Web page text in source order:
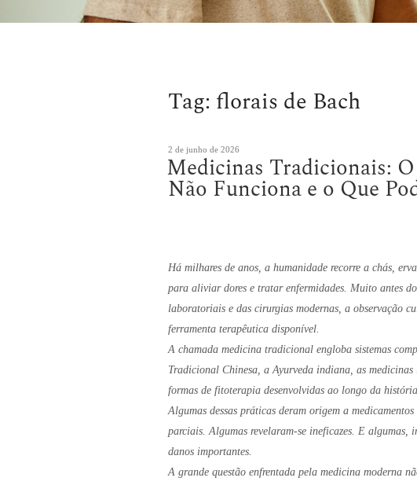
Tag: florais de Bach
Publicado
em
2 de junho de 2026
Medicinas Tradicionais:
Não Funciona e o Que
Há milhares de anos, a humanidade recorre a chás,
para aliviar dores e tratar enfermidades. Muito antes
laboratoriais e das cirurgias modernas, a observação
ferramenta terapêutica disponível.
A chamada medicina tradicional engloba sistemas
Tradicional Chinesa, a Ayurveda indiana, as
formas de fitoterapia desenvolvidas ao longo da
Algumas dessas práticas deram origem a
parciais. Algumas revelaram-se ineficazes. E algumas,
danos importantes.
A grande questão enfrentada pela medicina moderna